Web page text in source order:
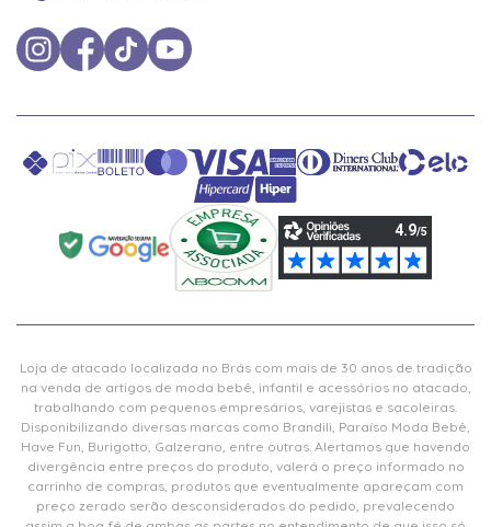
Loja de atacado localizada no Brás com mais de 30 anos de tradição
na venda de artigos de moda bebê, infantil e acessórios no atacado,
trabalhando com pequenos empresários, varejistas e sacoleiras.
Disponibilizando diversas marcas como Brandili, Paraíso Moda Bebê,
Have Fun, Burigotto, Galzerano, entre outras. Alertamos que havendo
divergência entre preços do produto, valerá o preço informado no
carrinho de compras, produtos que eventualmente apareçam com
preço zerado serão desconsiderados do pedido, prevalecendo